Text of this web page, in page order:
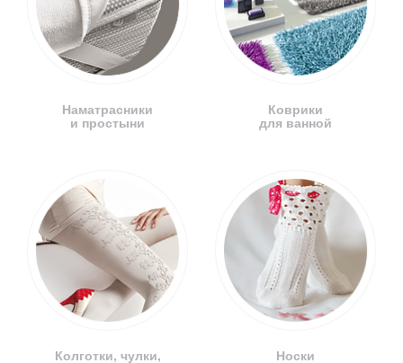
Наматрасники
и простыни
Колготки, чулки,
Коврики
для ванной
Носки